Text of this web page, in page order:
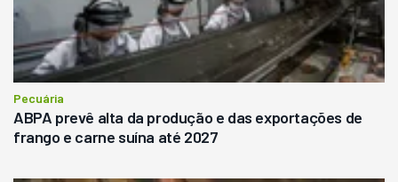
Pecuária
ABPA prevê alta da produção e das exportações de
frango e carne suína até 2027